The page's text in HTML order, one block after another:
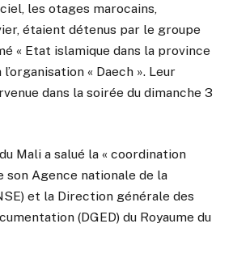
les otages marocains,
étaient détenus par le groupe
« Etat islamique dans la province
« Daech ». Leur
dans la soirée du dimanche 3
Mali a salué la « coordination
son Agence nationale de la
et la Direction générale des
(DGED) du Royaume du